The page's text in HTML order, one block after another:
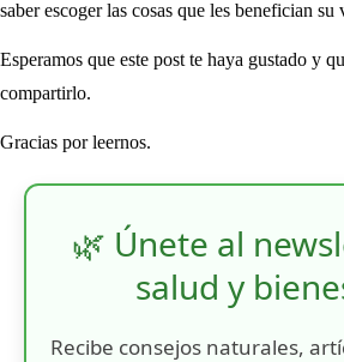
saber escoger las cosas que les benefician su
Esperamos que este post te haya gustado y
compartirlo.
Gracias por leernos.
🌿 Únete al
salud y
Recibe consejos naturales,